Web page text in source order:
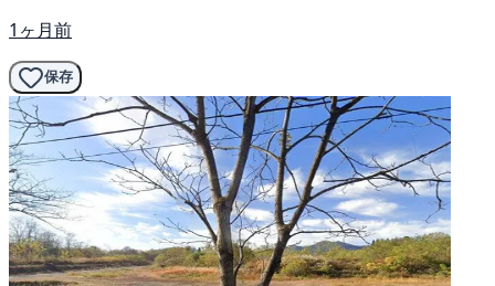
1ヶ月前
保存